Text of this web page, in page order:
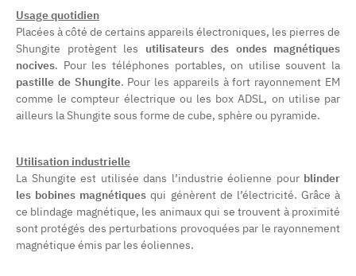
Usage quotidien
Placées à côté de certains appareils électroniques, les pierres de
Shungite protègent les utilisateurs des ondes magnétiques
nocives. Pour les téléphones portables, on utilise souvent la
pastille de Shungite. Pour les appareils à fort rayonnement EM
comme le compteur électrique ou les box ADSL, on utilise par
ailleurs la Shungite sous forme de cube, sphère ou pyramide.
Utilisation industrielle
La Shungite est utilisée dans l’industrie éolienne pour blinder
les bobines magnétiques qui génèrent de l’électricité. Grâce à
ce blindage magnétique, les animaux qui se trouvent à proximité
sont protégés des perturbations provoquées par le rayonnement
magnétique émis par les éoliennes.